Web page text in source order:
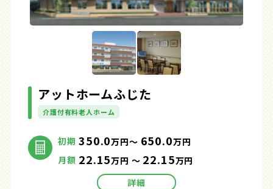
アットホームふじた
介護付有料老人ホーム
初期 350.0万円～ 650.0万円
月額 22.15万円 ～ 22.15万円
詳細